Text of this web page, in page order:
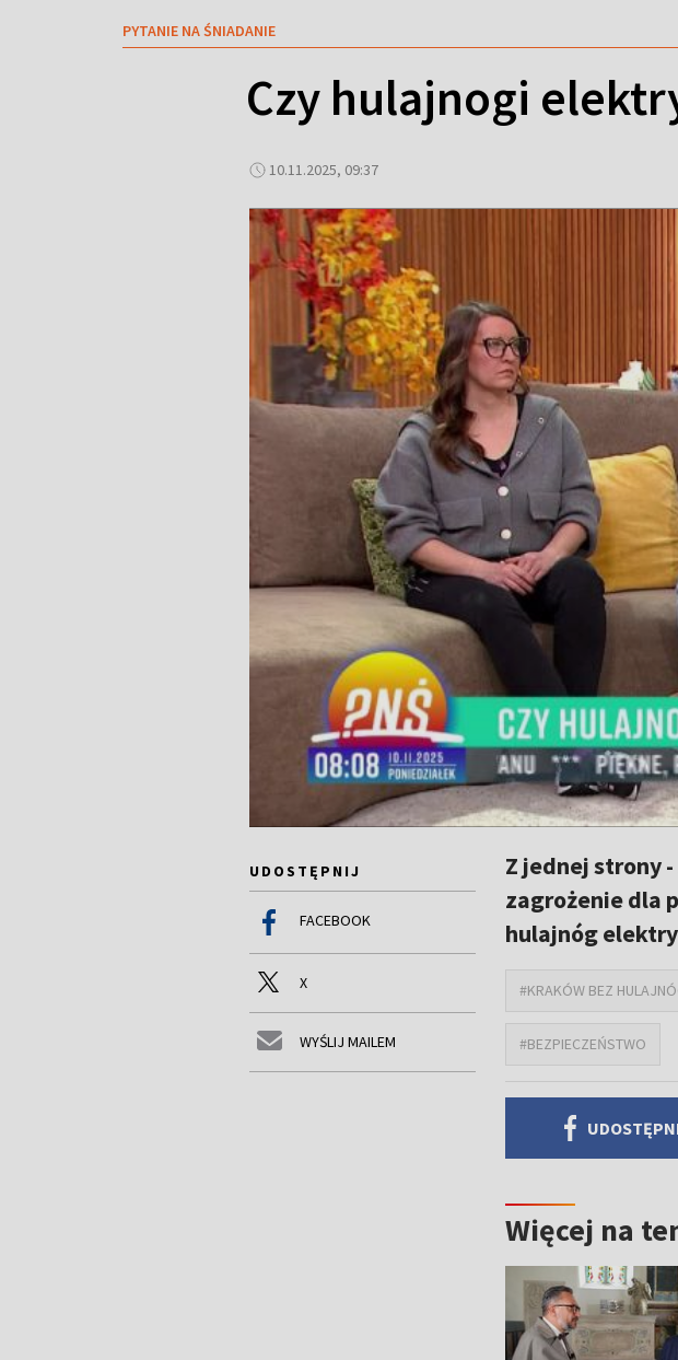
PYTANIE NA ŚNIADANIE
Czy hulajnogi
10.11.2025, 09:37
UDOSTĘPNIJ
FACEBOOK
X
WYŚLIJ MAILEM
Z jednej strony
zagrożenie dla
hulajnóg
#KRAKÓW BEZ
#BEZPIECZEŃSTWO
Więcej na